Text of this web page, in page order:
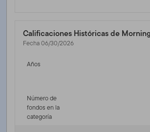
Calificaciones Históricas de
Fecha 06/30/2026
Años
Número de
fondos en la
categoría